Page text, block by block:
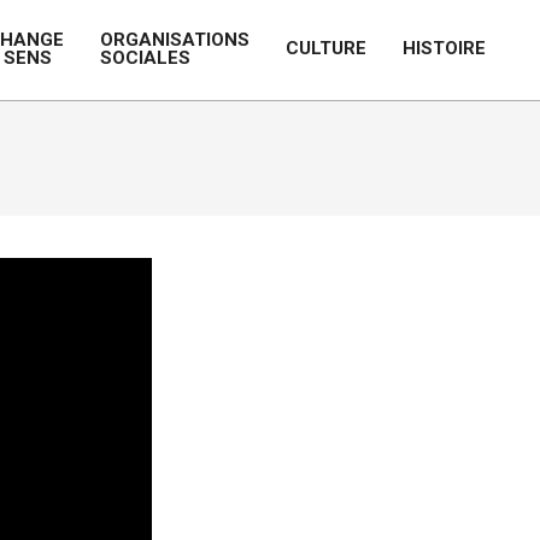
SENS
ORGANISATIONS
SOCIALES
CULTURE HISTOIRE